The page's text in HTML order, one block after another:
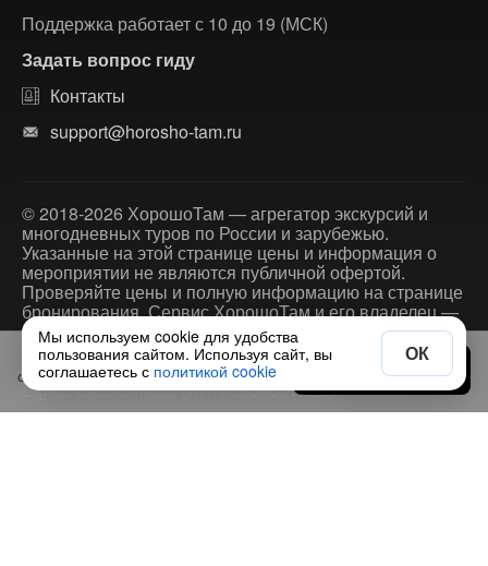
от €120за экскурсию Выбрать дату
Поддержка работает с 10 до 19 (МСК)
Задать вопрос гиду
Контакты
support@horosho-tam.ru
© 2018-2026 ХорошоТам — агрегатор экскурсий и
многодневных туров по России и зарубежью.
Указанные на этой странице цены и информация о
мероприятии не являются публичной офертой.
Проверяйте цены и полную информацию на странице
бронирования. Сервис ХорошоТам и его владелец —
не являются организатором данного мероприятия.
Информация о мероприятии, включая фотографии,
размещены партнером TRIPSGO PORTAL L.L.C.,
Bignut route Limited (ИНН 9909537328).
Мы используем cookie для удобства
пользования сайтом. Используя сайт, вы
соглашаетесь с политикой cookie
ОК